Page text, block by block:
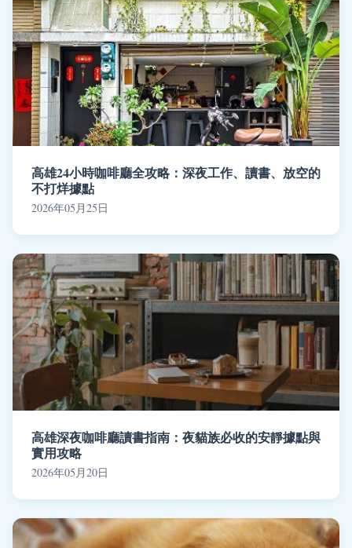
高雄24小時咖啡廳全攻略：深夜工作、讀書、放空的
不打烊據點
2026年05月25日
高雄深夜咖啡廳讀書指南：夜貓族必收的安靜據點與
實用攻略
2026年05月20日